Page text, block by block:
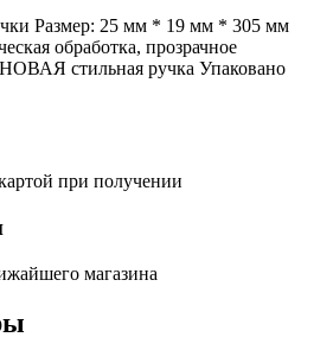
Размер: 25 мм * 19 мм * 305 мм
обработка, прозрачное
стильная ручка Упаковано
при получении
магазина